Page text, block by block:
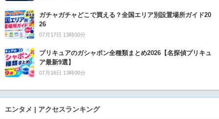
ガチャガチャどこで買える？全国エリア別設置場所ガイド20
26
07月17日 13時00分
プリキュアのガシャポン全種類まとめ2026【名探偵プリキュ
ア最新9選】
07月16日 13時00分
エンタメ | アクセスランキング